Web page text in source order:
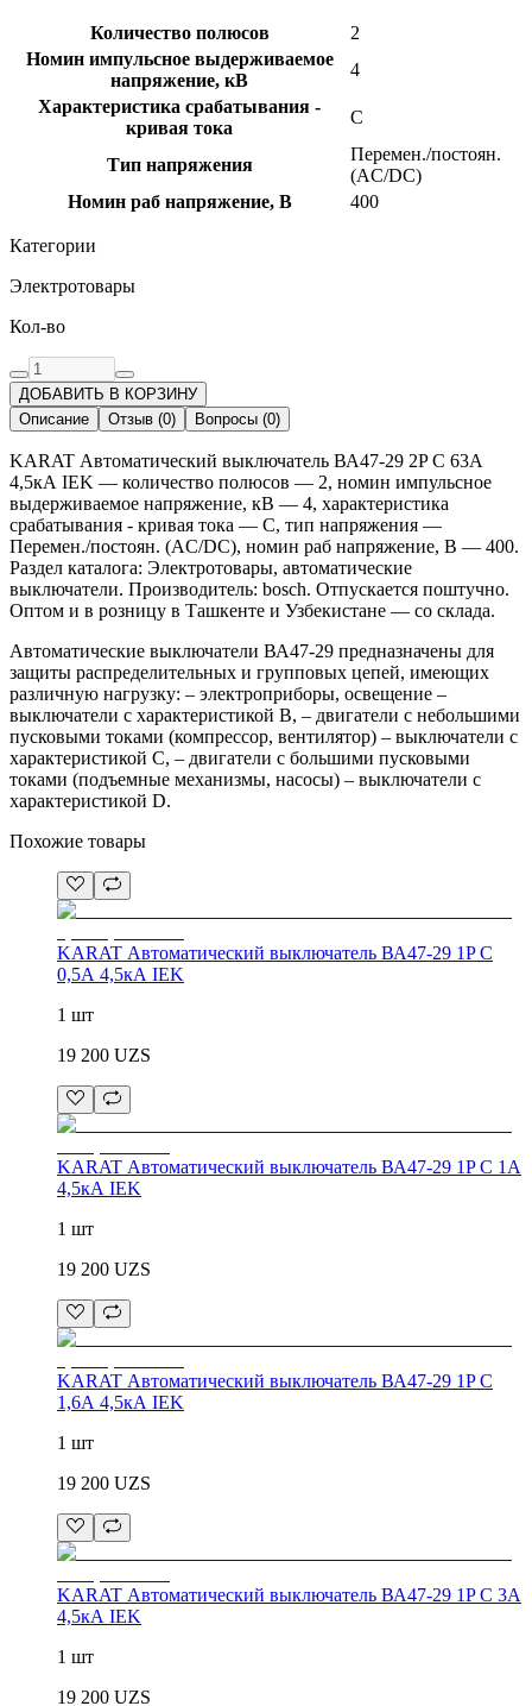
Количество полюсов
2
Номин импульсное выдерживаемое
напряжение, кВ
4
Характеристика срабатывания -
кривая тока
C
Тип напряжения
Перемен./постоян.
(AC/DC)
Номин раб напряжение, В
400
Категории
Электротовары
Кол-во
ДОБАВИТЬ В КОРЗИНУ
Описание
Отзыв (0) Вопросы (0)
KARAT Автоматический выключатель ВА47-29 2P C 63А
4,5кА IEK — количество полюсов — 2, номин импульсное
выдерживаемое напряжение, кВ — 4, характеристика
срабатывания - кривая тока — C, тип напряжения —
Перемен./постоян. (AC/DC), номин раб напряжение, В — 400.
Раздел каталога: Электротовары, автоматические
выключатели. Производитель: bosch. Отпускается поштучно.
Оптом и в розницу в Ташкенте и Узбекистане — со склада.
Автоматические выключатели ВА47-29 предназначены для
защиты распределительных и групповых цепей, имеющих
различную нагрузку: – электроприборы, освещение –
выключатели с характеристикой В, – двигатели с небольшими
пусковыми токами (компрессор, вентилятор) – выключатели с
характеристикой C, – двигатели с большими пусковыми
токами (подъемные механизмы, насосы) – выключатели с
характеристикой D.
Похожие товары
KARAT Автоматический выключатель ВА47-29 1P C
0,5А 4,5кА IEK
1 шт
19 200 UZS
KARAT Автоматический выключатель ВА47-29 1P C 1А
4,5кА IEK
1 шт
19 200 UZS
KARAT Автоматический выключатель ВА47-29 1P C
1,6А 4,5кА IEK
1 шт
19 200 UZS
KARAT Автоматический выключатель ВА47-29 1P C 3А
4,5кА IEK
1 шт
19 200 UZS